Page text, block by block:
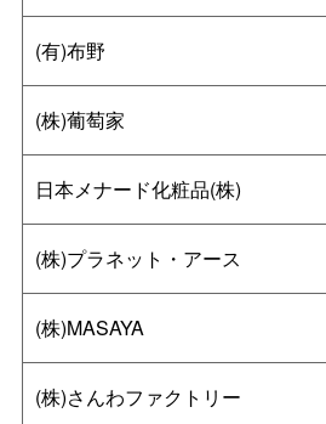
(有)布野
(株)葡萄家
日本メナード化粧品(株)
(株)プラネット・アース
(株)MASAYA
(株)さんわファクトリー